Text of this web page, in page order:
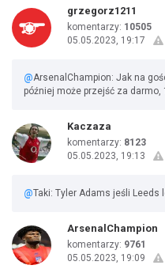
grzegorz1211
komentarzy: 10505
05.05.2023, 19:17
@ArsenalChampion: Jak na
później może przejść za
Kaczaza
komentarzy: 8123
05.05.2023, 19:13
@Taki: Tyler Adams jeśli Leeds
ArsenalChampion
komentarzy: 9761
05.05.2023, 19:09